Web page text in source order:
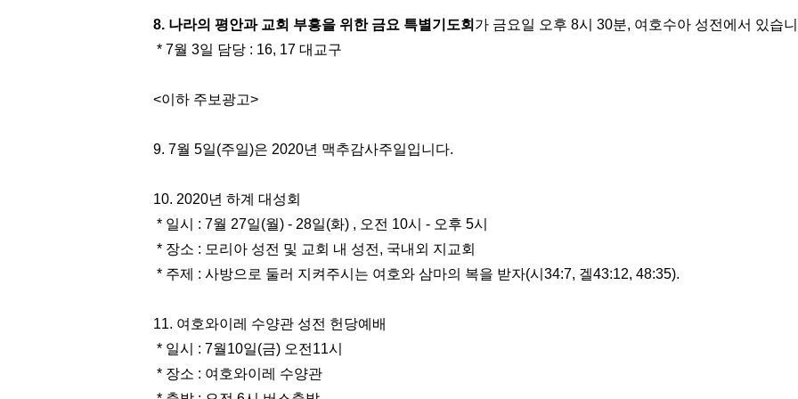
8. 나라의 평안과 교회 부흥을 위한 금요 특별기도회 가 금요일 오후 8시 30분, 여호수아 성전에서 있습
* 7월 3일 담당 : 16, 17 대교구
<이하 주보광고>
9. 7월 5일(주일)은 2020년 맥추감사주일입니다.
10. 2020년 하계 대성회
* 일시 : 7월 27일(월) - 28일(화) , 오전 10시 - 오후 5시
* 장소 : 모리아 성전 및 교회 내 성전, 국내외 지교회
* 주제 : 사방으로 둘러 지켜주시는 여호와 삼마의 복을 받자(시34:7, 겔43:12, 48:35).
11. 여호와이레 수양관 성전 헌당예배
* 일시 : 7월10일(금) 오전11시
* 장소 : 여호와이레 수양관